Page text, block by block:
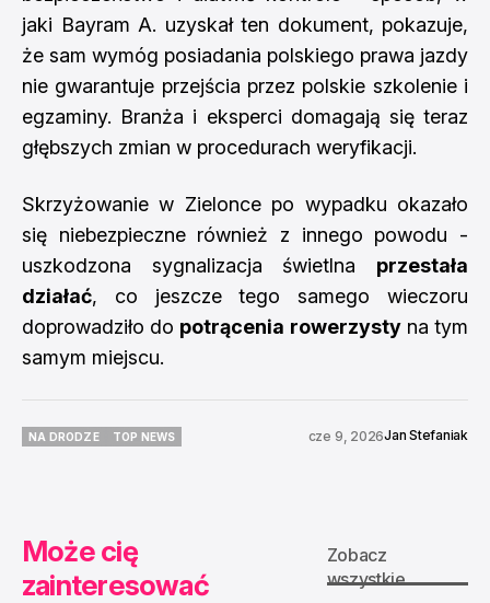
jaki Bayram A. uzyskał ten dokument, pokazuje,
że sam wymóg posiadania polskiego prawa jazdy
nie gwarantuje przejścia przez polskie szkolenie i
egzaminy. Branża i eksperci domagają się teraz
głębszych zmian w procedurach weryfikacji.
Skrzyżowanie w Zielonce po wypadku okazało
się niebezpieczne również z innego powodu -
uszkodzona sygnalizacja świetlna przestała
działać, co jeszcze tego samego wieczoru
doprowadziło do potrącenia rowerzystyna tym
samym miejscu.
NA DRODZE
TOP NEWS
cze 9, 2026Jan Stefaniak
Może cię
zainteresować
Zobacz
wszystkie